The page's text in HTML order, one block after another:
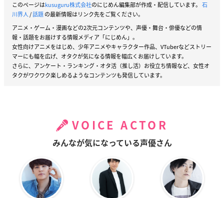
このページはkusuguru株式会社のにじめん編集部が作成・配信しています。 石
川界人/話題の最新情報はリンク先をご覧ください。
アニメ・ゲーム・漫画などの2次元コンテンツや、声優・舞台・俳優などの情
報・話題をお届けする情報メディア「にじめん」。
女性向けアニメをはじめ、少年アニメやキャラクター作品、VTuberなどストリー
マーにも幅を広げ、オタクが気になる情報を幅広くお届けしています。
さらに、アンケート・ランキング・オタ活（推し活）お役立ち情報など、女性オ
タクがワクワク楽しめるようなコンテンツも発信しています。
VOICE ACTOR
みんなが気になっている声優さん